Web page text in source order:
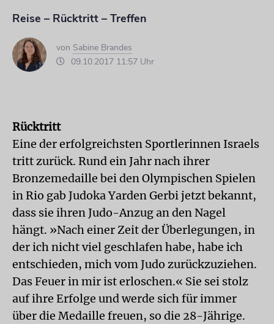
Reise – Rücktritt – Treffen
von Sabine Brandes
09.10.2017 11:57 Uhr
Rücktritt
Eine der erfolgreichsten Sportlerinnen Israels
tritt zurück. Rund ein Jahr nach ihrer
Bronzemedaille bei den Olympischen Spielen
in Rio gab Judoka Yarden Gerbi jetzt bekannt,
dass sie ihren Judo-Anzug an den Nagel
hängt. »Nach einer Zeit der Überlegungen, in
der ich nicht viel geschlafen habe, habe ich
entschieden, mich vom Judo zurückzuziehen.
Das Feuer in mir ist erloschen.« Sie sei stolz
auf ihre Erfolge und werde sich für immer
über die Medaille freuen, so die 28-Jährige.